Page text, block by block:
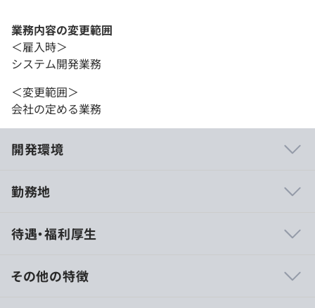
業務内容の変更範囲
＜雇入時＞
システム開発業務
＜変更範囲＞
会社の定める業務
開発環境
取引を重ねてきた実績と、そこから培った強固な信頼関係
分野での開発実績を持ち、社会課題の解決に貢献できる事
業に携わっている実感を得られる環境です。
勤務地
待遇・福利厚生
その他の特徴